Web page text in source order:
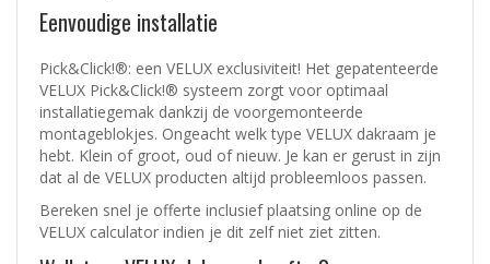
Eenvoudige installatie
Pick&Click!®: een VELUX exclusiviteit! Het gepatenteerde
VELUX Pick&Click!® systeem zorgt voor optimaal
installatiegemak dankzij de voorgemonteerde
montageblokjes. Ongeacht welk type VELUX dakraam je
hebt. Klein of groot, oud of nieuw. Je kan er gerust in zijn
dat al de VELUX producten altijd probleemloos passen.
Bereken snel je offerte inclusief plaatsing online op de
VELUX calculator indien je dit zelf niet ziet zitten.